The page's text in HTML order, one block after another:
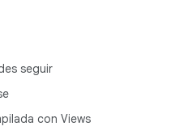
seguir
con Views